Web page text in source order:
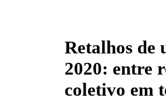
Retalhos de
2020: entre
coletivo em